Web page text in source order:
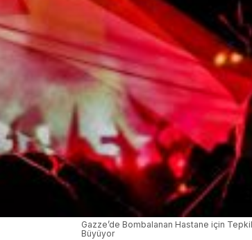
Gazze’de Bombalanan Hastane için
Büyüyor